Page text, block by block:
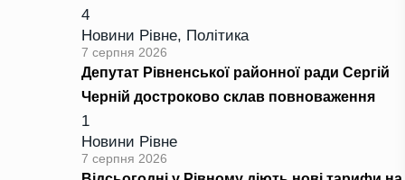
4
Новини Рівне, Політика
7 серпня 2026
Депутат Рівненської районної ради Сергій
Черній достроково склав повноваження
1
Новини Рівне
7 серпня 2026